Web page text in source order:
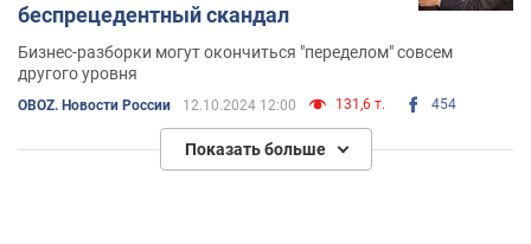
беспрецедентный скандал
Бизнес-разборки могут окончиться "переделом" совсем
другого уровня
OBOZ. Новости России 12.10.2024 12:00 131,6 т. 454
Показать больше